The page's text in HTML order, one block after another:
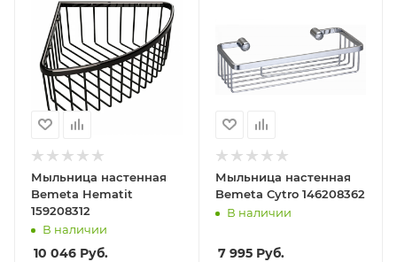
Мыльница настенная
Bemeta Hematit
159208312
В наличии
10 046 Руб.
Мыльница настенная
Bemeta Cytro 146208362
В наличии
7 995Руб.